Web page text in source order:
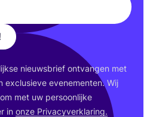
nieuws­brief ont­van­gen met
exclu­sie­ve eve­ne­men­ten. Wij
met uw per­soon­lij­ke
in onze Pri­va­cy­ver­kla­ring.